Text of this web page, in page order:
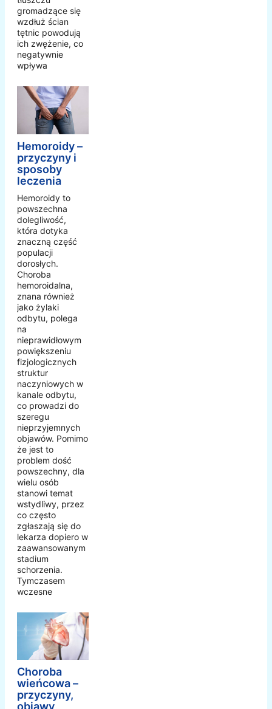
gromadzące się
wzdłuż ścian
tętnic powodują
ich zwężenie, co
negatywnie
wpływa
Hemoroidy –
przyczyny i
sposoby
leczenia
Hemoroidy to
powszechna
dolegliwość,
która dotyka
znaczną część
populacji
dorosłych.
Choroba
hemoroidalna,
znana również
jako żylaki
odbytu, polega
na
nieprawidłowym
powiększeniu
fizjologicznych
struktur
naczyniowych w
kanale odbytu,
co prowadzi do
szeregu
nieprzyjemnych
objawów. Pomimo
że jest to
problem dość
powszechny, dla
wielu osób
stanowi temat
wstydliwy, przez
co często
zgłaszają się do
lekarza dopiero w
zaawansowanym
stadium
schorzenia.
Tymczasem
wczesne
Choroba
wieńcowa –
przyczyny,
objawy,